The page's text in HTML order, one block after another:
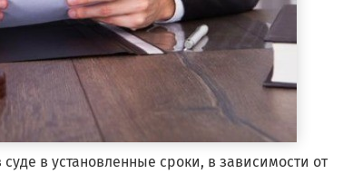
в установленные сроки, в зависимости от